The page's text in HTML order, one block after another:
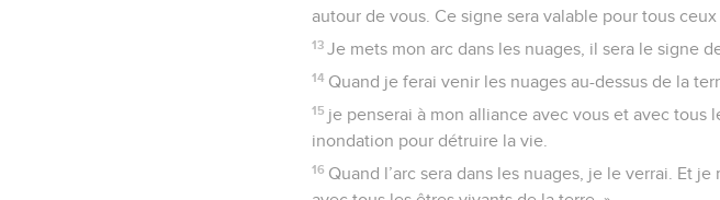
autour de vous. Ce signe sera valable pour tous
13 Je mets mon arc dans les nuages, il sera le signe
14 Quand je ferai venir les nuages au-dessus de la
15 je penserai à mon alliance avec vous et avec tous
inondation pour détruire la vie.
16 Quand l’arc sera dans les nuages, je le verrai. Et